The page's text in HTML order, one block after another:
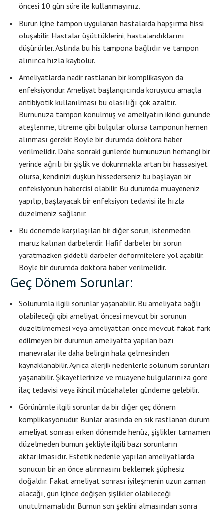
öncesi 10 gün süre ile kullanmayınız.
Burun içine tampon uygulanan hastalarda hapşırma hissi
oluşabilir. Hastalar üşüttüklerini, hastalandıklarını
düşünürler. Aslında bu his tampona bağlıdır ve tampon
alınınca hızla kaybolur.
Ameliyatlarda nadir rastlanan bir komplikasyon da
enfeksiyondur. Ameliyat başlangıcında koruyucu amaçla
antibiyotik kullanılması bu olasılığı çok azaltır.
Burnunuza tampon konulmuş ve ameliyatın ikinci gününde
ateşlenme, titreme gibi bulgular olursa tamponun hemen
alınması gerekir. Böyle bir durumda doktora haber
verilmelidir. Daha sonraki günlerde burnunuzun herhangi bir
yerinde ağrılı bir şişlik ve dokunmakla artan bir hassasiyet
olursa, kendinizi düşkün hissederseniz bu başlayan bir
enfeksiyonun habercisi olabilir. Bu durumda muayeneniz
yapılıp, başlayacak bir enfeksiyon tedavisi ile hızla
düzelmeniz sağlanır.
Bu dönemde karşılaşılan bir diğer sorun, istenmeden
maruz kalınan darbelerdir. Hafif darbeler bir sorun
yaratmazken şiddetli darbeler deformitelere yol açabilir.
Böyle bir durumda doktora haber verilmelidir.
Geç Dönem Sorunlar:
Solunumla ilgili sorunlar yaşanabilir. Bu ameliyata bağlı
olabileceği gibi ameliyat öncesi mevcut bir sorunun
düzeltilmemesi veya ameliyattan önce mevcut fakat fark
edilmeyen bir durumun ameliyatta yapılan bazı
manevralar ile daha belirgin hala gelmesinden
kaynaklanabilir. Ayrıca alerjik nedenlerle solunum sorunları
yaşanabilir. Şikayetlerinize ve muayene bulgularınıza göre
ilaç tedavisi veya ikincil müdahaleler gündeme gelebilir.
Görünümle ilgili sorunlar da bir diğer geç dönem
komplikasyonudur. Bunlar arasında en sık rastlanan durum
ameliyat sonrası erken dönemde henüz, şişlikler tamamen
düzelmeden burnun şekliyle ilgili bazı sorunların
aktarılmasıdır. Estetik nedenle yapılan ameliyatlarda
sonucun bir an önce alınmasını beklemek şüphesiz
doğaldır. Fakat ameliyat sonrası iyileşmenin uzun zaman
alacağı, gün içinde değişen şişlikler olabileceği
unutulmamalıdır. Burnun son şeklini almasından sonra